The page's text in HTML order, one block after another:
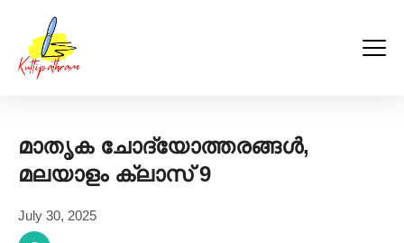
content
മാതൃക ചോദ്യോത്തരങ്ങൾ,
മലയാളം ക്ലാസ് 9
July 30, 2025